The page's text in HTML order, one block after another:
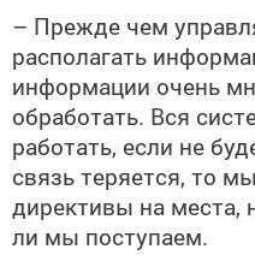
– Прежде чем
располагать
информации очень
обработать. Вся
работать, если не
связь теряется, то
директивы на места,
ли мы поступаем.